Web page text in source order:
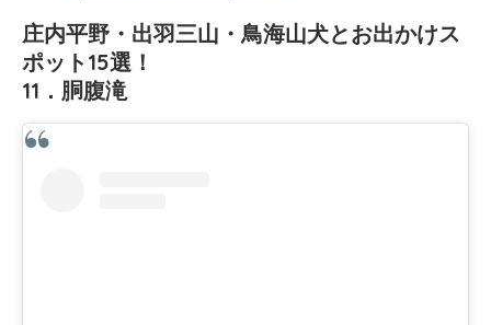
庄内平野・出羽三山・鳥海山犬とお出かけス
ポット15選！
11．胴腹滝